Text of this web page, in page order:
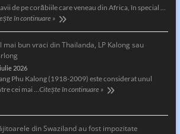
de pe corăbiile care veneau din Africa, în special …
în continuare »
mai bun vraci din Thailanda, LP Kalong sau
2026
Phu Kalong (1918-2009) este considerat unul
cei mai …Citește în continuare »
din Swaziland au fost impozitate